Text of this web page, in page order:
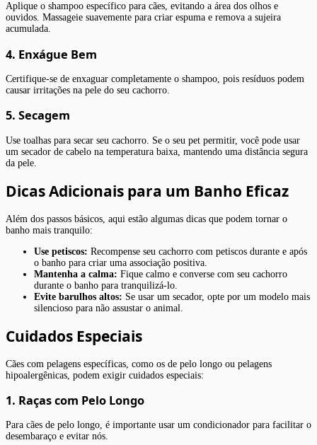
Aplique o shampoo específico para cães, evitando a área dos olhos e
ouvidos. Massageie suavemente para criar espuma e remova a sujeira
acumulada.
4. Enxágue Bem
Certifique-se de enxaguar completamente o shampoo, pois resíduos podem
causar irritações na pele do seu cachorro.
5. Secagem
Use toalhas para secar seu cachorro. Se o seu pet permitir, você pode usar
um secador de cabelo na temperatura baixa, mantendo uma distância segura
da pele.
Dicas Adicionais para um Banho Eficaz
Além dos passos básicos, aqui estão algumas dicas que podem tornar o
banho mais tranquilo:
Use petiscos: Recompense seu cachorro com petiscos durante e após
o banho para criar uma associação positiva.
Mantenha a calma: Fique calmo e converse com seu cachorro
durante o banho para tranquilizá-lo.
Evite barulhos altos: Se usar um secador, opte por um modelo mais
silencioso para não assustar o animal.
Cuidados Especiais
Cães com pelagens específicas, como os de pelo longo ou pelagens
hipoalergênicas, podem exigir cuidados especiais:
1. Raças com Pelo Longo
Para cães de pelo longo, é importante usar um condicionador para facilitar o
desembaraço e evitar nós.